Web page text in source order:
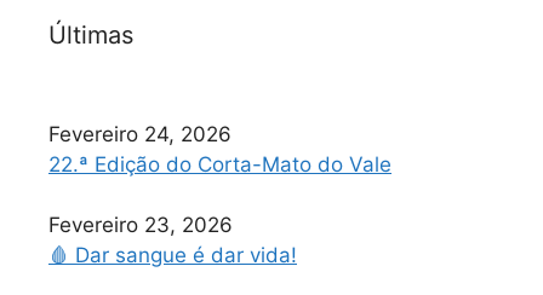
Últimas
Fevereiro 24, 2026
22.ª Edição do Corta-Mato do Vale
Fevereiro 23, 2026
🩸 Dar sangue é dar vida!